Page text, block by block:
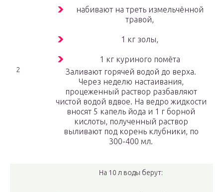
2
набивают на треть измельчённой
травой,
1 кг золы,
1 кг куриного помёта
Заливают горячей водой до верха.
Через неделю настаивания,
процеженный раствор разбавляют
чистой водой вдвое. На ведро жидкости
вносят 5 капель йода и 1 г борной
кислоты, полученный раствор
выливают под корень клубники, по
300-400 мл.
На 10 л воды берут: